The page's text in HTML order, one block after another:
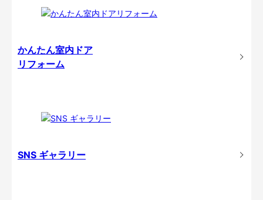
かんたん室内ドア
リフォーム
SNS ギャラリー